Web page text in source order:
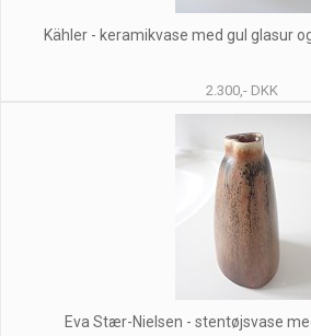
Kähler - keramikvase med gul glasur
2.300,- DKK
Eva Stær-Nielsen - stentøjsvase